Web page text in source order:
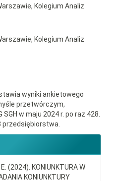
Kolegium Analiz
Kolegium Analiz
wyniki ankietowego
przetwórczym,
w maju 2024 r. po raz 428.
przedsiębiorstwa.
(2024). KONIUNKTURA W
KONIUNKTURY